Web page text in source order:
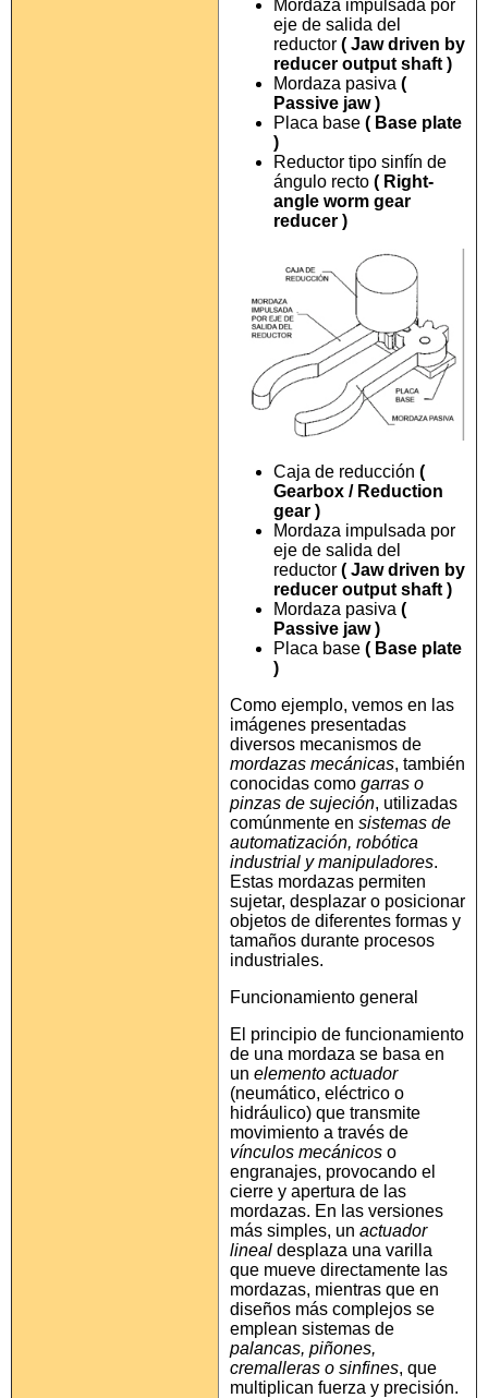
Mordaza impulsada por
eje de salida del
reductor ( Jaw driven by
reducer output shaft )
Mordaza pasiva (
Passive jaw )
Placa base ( Base plate
)
Reductor tipo sinfín de
ángulo recto ( Right-
angle worm gear
reducer )
Caja de reducción (
Gearbox / Reduction
gear )
Mordaza impulsada por
eje de salida del
reductor ( Jaw driven by
reducer output shaft )
Mordaza pasiva (
Passive jaw )
Placa base ( Base plate
)
Como ejemplo, vemos en las
imágenes presentadas
diversos mecanismos de
mordazas mecánicas, también
conocidas como garras o
pinzas de sujeción, utilizadas
comúnmente en sistemas de
automatización, robótica
industrial y manipuladores.
Estas mordazas permiten
sujetar, desplazar o posicionar
objetos de diferentes formas y
tamaños durante procesos
industriales.
Funcionamiento general
El principio de funcionamiento
de una mordaza se basa en
un elemento actuador
(neumático, eléctrico o
hidráulico) que transmite
movimiento a través de
vínculos mecánicos o
engranajes, provocando el
cierre y apertura de las
mordazas. En las versiones
más simples, un actuador
lineal desplaza una varilla
que mueve directamente las
mordazas, mientras que en
diseños más complejos se
emplean sistemas de
palancas, piñones,
cremalleras o sinfines, que
multiplican fuerza y precisión.